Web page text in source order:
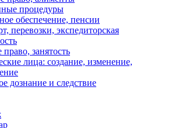
процедуры
обеспечение, пенсии
перевозки, экспедиторская
право, занятость
лица: создание, изменение,
дознание и следствие